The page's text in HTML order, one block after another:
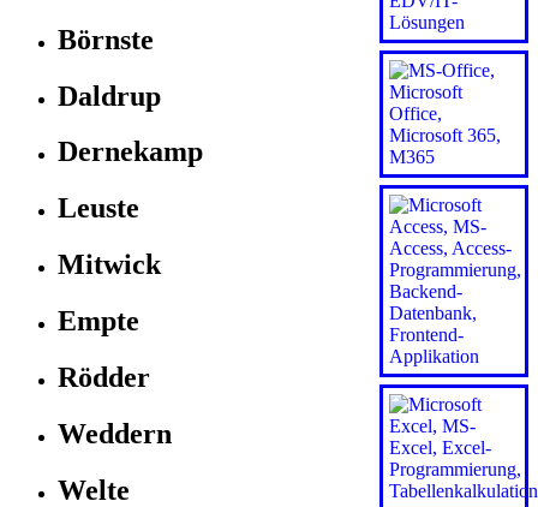
Börnste
Daldrup
Dernekamp
Leuste
Mitwick
Empte
Rödder
Weddern
Welte